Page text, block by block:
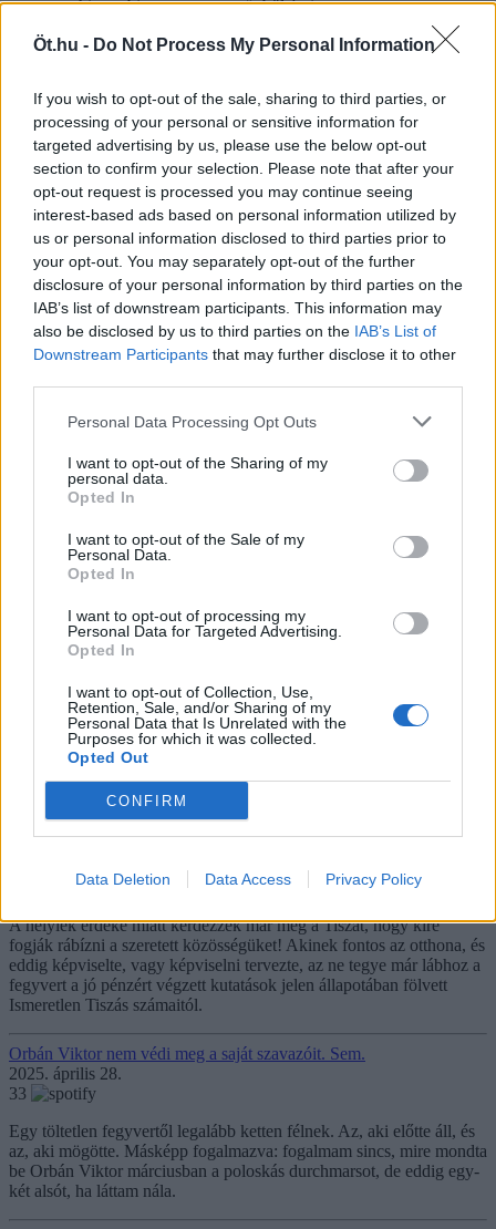
Öt.hu - Do Not Process My Personal Information
If you wish to opt-out of the sale, sharing to third parties, or
processing of your personal or sensitive information for
targeted advertising by us, please use the below opt-out
section to confirm your selection. Please note that after your
opt-out request is processed you may continue seeing
interest-based ads based on personal information utilized by
us or personal information disclosed to third parties prior to
your opt-out. You may separately opt-out of the further
disclosure of your personal information by third parties on the
IAB’s list of downstream participants. This information may
also be disclosed by us to third parties on the IAB’s List of
Downstream Participants that may further disclose it to other
Personal Data Processing Opt Outs
I want to opt-out of the Sharing of my
personal data.
Opted In
I want to opt-out of the Sale of my
Personal Data.
Opted In
I want to opt-out of processing my
Personal Data for Targeted Advertising.
Opted In
I want to opt-out of Collection, Use,
Retention, Sale, and/or Sharing of my
Personal Data that Is Unrelated with the
Purposes for which it was collected.
Opted Out
CONFIRM
Data Deletion Data Access Privacy Policy
arcomon, hiszen bizonyos szemszögből én is vesztettem ezen a
választáson. Aztán majd idővel, ha esetleg megint látszom, együtt
tapasztaljuk meg, hogy tényleg eljött-e az európai értelemben vett
Hodor!
2026. április 9.
Az szeretném kérni a következő miniszterelnöktől, hívják akár
Orbán Viktornak, akár Magyar Péternek, hogy bukjon meg.
Készakarva.
Nem a Tisza bomlik Békéscsabán
mennyire számíthat az önkormányzatokban ülő civilek erejére.
Óvilágvége!
2025. december 15.
Óellenzék, ósajtó, ójelöltek, ókultúra és ógazdaság: pont azok törlik
majd el őket, akik szerint ennél rosszabb már nem lehet.
Orbán Viktor főbe lőtte a politikát Tusványoson
2025. július 27.
Most először ért egyet valamiben Orbán Viktor és Magyar Péter –
de miért pont az influenszerkedés az? A fene egye meg.
A két elhallgatott ügy: hol a pénz és ki figyel? - Monológ Extra
Ceglédi Zoltánnal
2025. július 9.
A helyiek érdeke miatt kérdezzék már meg a Tiszát, hogy kire
fogják rábízni a szeretett közösségüket! Akinek fontos az otthona, és
eddig képviselte, vagy képviselni tervezte, az ne tegye már lábhoz a
fegyvert a jó pénzért végzett kutatások jelen állapotában fölvett
Ismeretlen Tiszás számaitól.
Orbán Viktor nem védi meg a saját szavazóit. Sem.
2025. április 28.
33
Egy töltetlen fegyvertől legalább ketten félnek. Az, aki előtte áll, és
az, aki mögötte. Másképp fogalmazva: fogalmam sincs, mire mondta
be Orbán Viktor márciusban a poloskás durchmarsot, de eddig egy-
két alsót, ha láttam nála.